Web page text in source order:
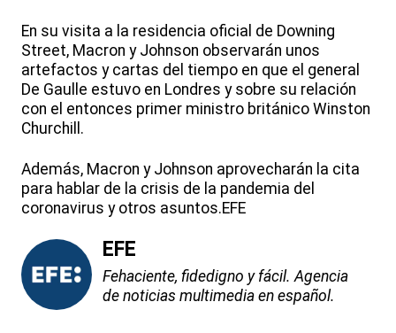
En su visita a la residencia oficial de Downing
Street, Macron y Johnson observarán unos
artefactos y cartas del tiempo en que el general
De Gaulle estuvo en Londres y sobre su relación
con el entonces primer ministro británico Winston
Churchill.
Además, Macron y Johnson aprovecharán la cita
para hablar de la crisis de la pandemia del
coronavirus y otros asuntos.EFE
EFE
Fehaciente, fidedigno y fácil. Agencia
de noticias multimedia en español.